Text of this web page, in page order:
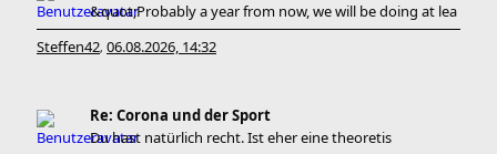
&quot;Probably a year from now, we will be doing at lea
Steffen42, 06.08.2026, 14:32
Re: Corona und der Sport
Du hast natürlich recht. Ist eher eine theoretis